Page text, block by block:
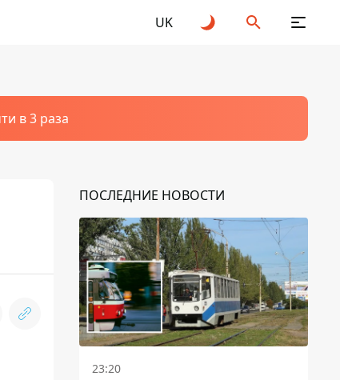
UK
в 3 раза
ПОСЛЕДНИЕ НОВОСТИ
23:20